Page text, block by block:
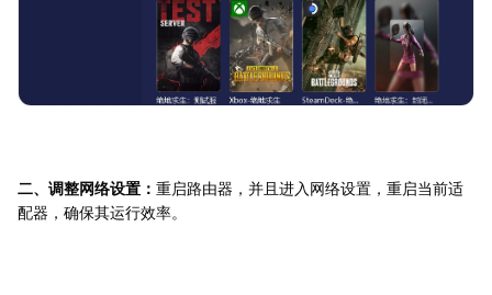
二、调整网络设置： 重启路由器，并且进入网络设置，重启当前适
配器，确保其运行效率。